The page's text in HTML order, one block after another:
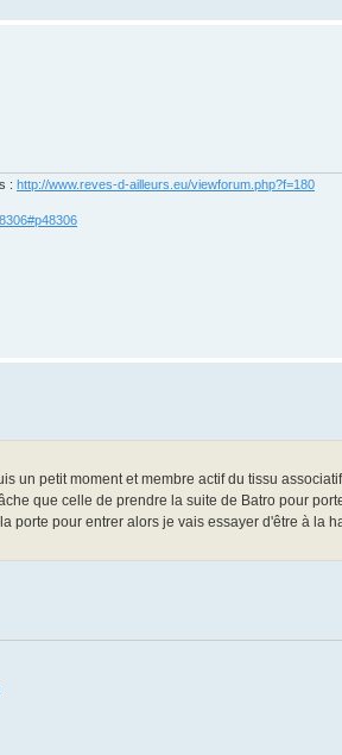
: http://www.reves-d-ailleurs.eu/viewforum.php?f=180
un petit moment et membre actif du tissu
que celle de prendre la suite de Batro pour
porte pour entrer alors je vais essayer d'être à la